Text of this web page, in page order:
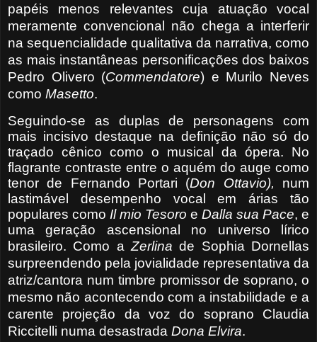
papéis menos relevantes cuja atuação vocal
meramente convencional não chega a interferir
na sequencialidade qualitativa da narrativa, como
as mais instantâneas personificações dos baixos
Pedro Olivero (Commendatore) e Murilo Neves
como Masetto.
Seguindo-se as duplas de personagens com
mais incisivo destaque na definição não só do
traçado cênico como o musical da ópera. No
flagrante contraste entre o aquém do auge como
tenor de Fernando Portari (Don Ottavio), num
lastimável desempenho vocal em árias tão
populares como Il mio Tesoro e Dalla sua Pace, e
uma geração ascensional no universo lírico
brasileiro. Como aZerlina de Sophia Dornellas
surpreendendo pela jovialidade representativa da
atriz/cantora num timbre promissor de soprano, o
mesmo não acontecendo com a instabilidade e a
carente projeção da voz do soprano
Claudia
Riccitelli numa desastrada Dona Elvira.